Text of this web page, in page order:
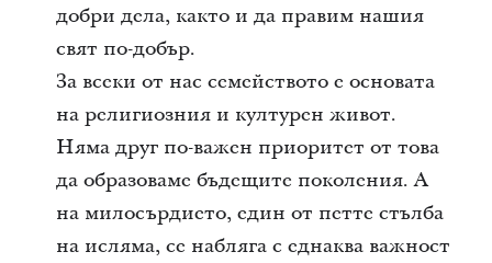
добри дела, както и да правим нашия
свят по-добър.
За всеки от нас семейството е основата
на религиозния и културен живот.
Няма друг по-важен приоритет от това
да образоваме бъдещите поколения. А
на милосърдието, един от петте стълба
на исляма, се набляга с еднаква важност